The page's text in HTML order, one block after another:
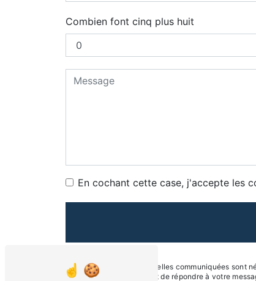
Combien font cinq plus huit
En cochant cette case, j'accepte les
** Les données personnelles communiquées sont
traitants dans le seul but de répondre à votre